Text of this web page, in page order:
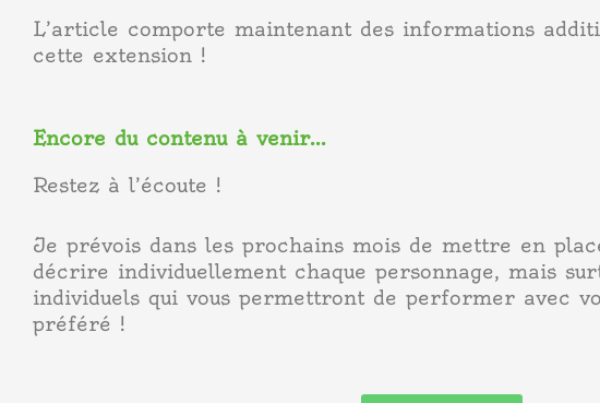
L’article comporte maintenant des informations
cette extension !
Encore du contenu à venir...
Restez à l’écoute !
Je prévois dans les prochains mois de mettre en
décrire individuellement chaque personnage, mais
individuels qui vous permettront de performer avec
préféré !